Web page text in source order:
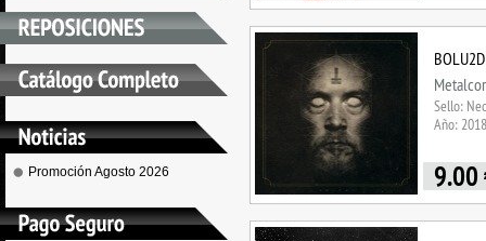
Promoción Agosto 2026
Sello:
Año: 2018
9.00